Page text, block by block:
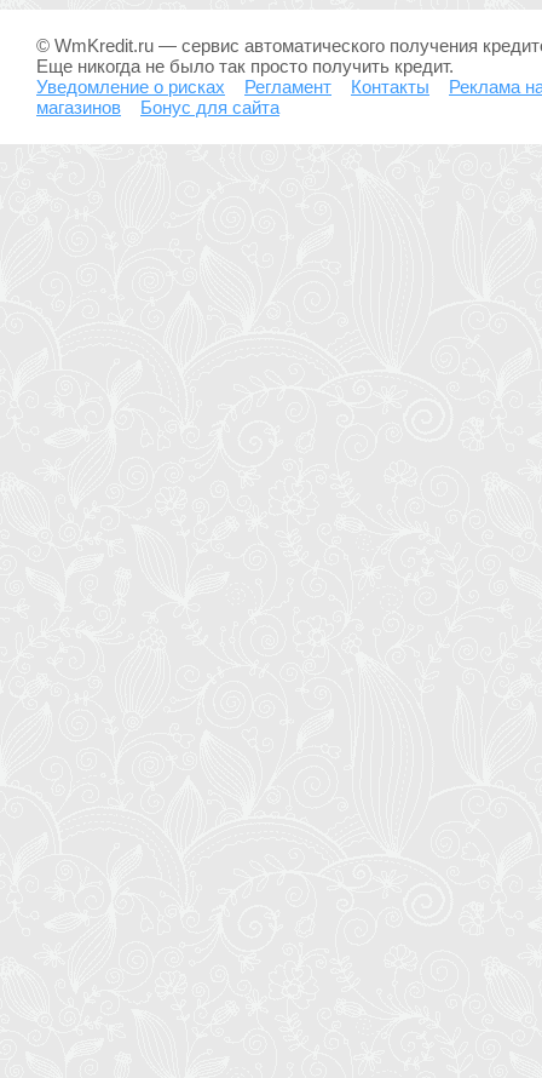
© WmKredit.ru — сервис автоматического получения
Еще никогда не было так просто получить кредит.
Уведомление о рисках
Регламент Контакты
Реклама
магазинов
Бонус для сайта